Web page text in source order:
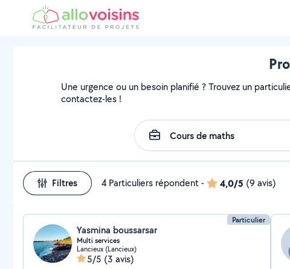
Une urgence ou un besoin planifié ? Trouvez un
contactez-les !
Filtres 4 Particuliers répondent- 4,0/5 (9 avis)
Particulier
Yasmina boussarsar
Multi services
Lancieux (Lancieux)
5/5 (3 avis)